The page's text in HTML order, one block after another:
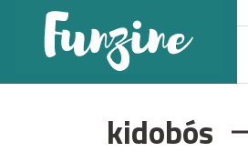
kidobós